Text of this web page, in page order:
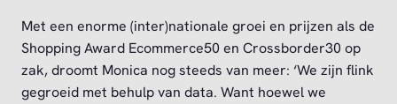
Met een enorme (inter)nationale groei en prijzen als de
Shopping Award Ecommerce50 en Crossborder30 op
zak, droomt Monica nog steeds van meer: ‘We zijn flink
gegroeid met behulp van data. Want hoewel we